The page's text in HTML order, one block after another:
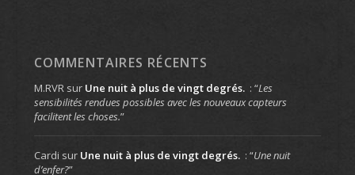
COMMENTAIRES RÉCENTS
M.RVRsur Une nuit à plus de vingt degrés. : “Les
sensibilités rendues possibles avec les nouveaux capteurs
facilitent les choses.”
Cardi sur Une nuit à plus de vingt degrés. : “Une nuit
d’enfer?”